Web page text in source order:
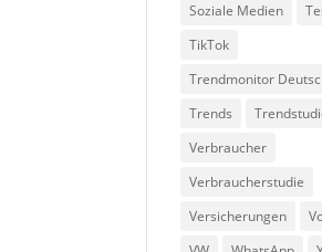
Soziale Medien
TikTok
Trendmonitor
Trends
Verbraucher
Verbraucherstudie
Versicherungen